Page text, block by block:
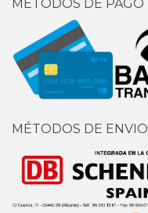
METODOS DE PAGO
MÉTODOS DE ENVIO